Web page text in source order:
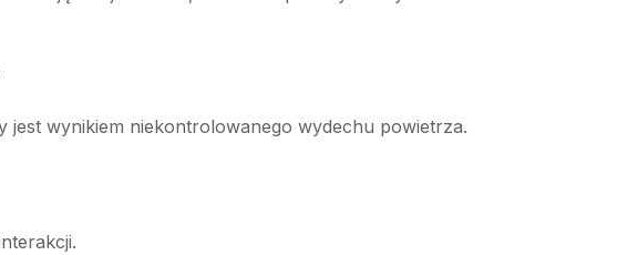
jest wynikiem niekontrolowanego wydechu powietrza.